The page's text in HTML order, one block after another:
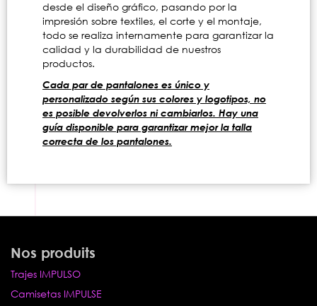
desde el diseño gráfico, pasando por la
impresión sobre textiles, el corte y el montaje,
todo se realiza internamente para garantizar la
calidad y la durabilidad de nuestros
productos.
Cada par de pantalones es único y
personalizado según sus colores y logotipos, no
es posible devolverlos ni cambiarlos. Hay una
guía disponible para garantizar mejor la talla
correcta de los pantalones.
Nos produits
Trajes IMPULSO
Camisetas IMPULSE